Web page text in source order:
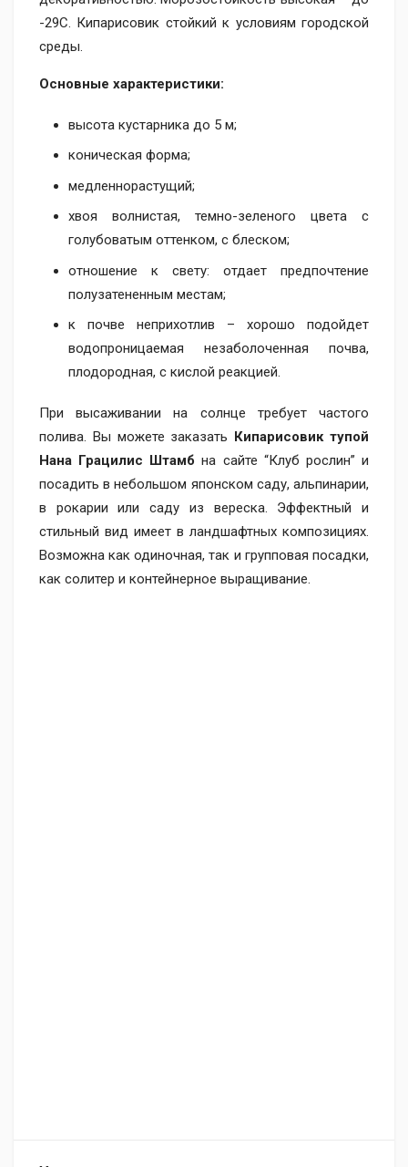
-29С. Кипарисовик стойкий к условиям городской
среды.
Основные характеристики:
высота кустарника до 5 м;
коническая форма;
медленнорастущий;
хвоя волнистая, темно-зеленого цвета с
голубоватым оттенком, с блеском;
отношение к свету: отдает предпочтение
полузатененным местам;
к почве неприхотлив – хорошо подойдет
водопроницаемая незаболоченная почва,
плодородная, с кислой реакцией.
При высаживании на солнце требует частого
полива. Вы можете заказать Кипарисовик тупой
Нана Грацилис Штамб на сайте “Клуб рослин” и
посадить в небольшом японском саду, альпинарии,
в рокарии или саду из вереска. Эффектный и
стильный вид имеет в ландшафтных композициях.
Возможна как одиночная, так и групповая посадки,
как солитер и контейнерное выращивание.